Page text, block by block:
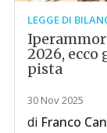
LEGGE DI
2026,
pista
30 Nov 2025
di Franco